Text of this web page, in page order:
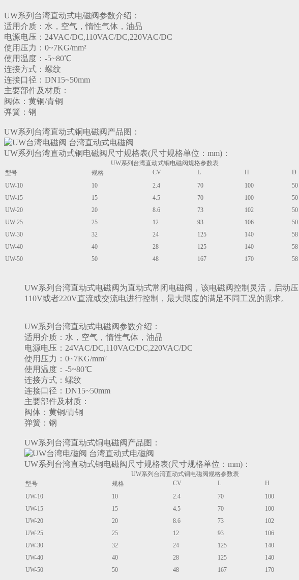
UW系列台湾直动式电磁阀参数介绍：
适用介质：水，空气，惰性气体，油品
电源电压：24VAC/DC,110VAC/DC,220VAC/DC
使用压力：0~7KG/mm²
使用温度：-5~80℃
连接方式：螺纹
连接口径：DN15~50mm
主要部件及材质：
阀体：黄铜/青铜
弹簧：钢
UW系列台湾直动式铜电磁阀产品图：
UW系列台湾直动式铜电磁阀尺寸规格表(尺寸规格单位：mm)：
UW系列台湾直动式铜电磁阀规格参数表
型号
规格 CV L H
D
UW-10
10 2.4 70 100
50
UW-15
15 4.5 70 100
50
UW-20
20 8.6 73 102
50
UW-25
25 12 93 106
50
UW-30
32 24 125 140
58
UW-40
40 28 125 140
58
UW-50
50 48 167 170 58
UW系列台湾直动式电磁阀为直动式常闭电磁阀，该电磁阀控制灵活，启动
110V或者220V直流或交流电进行控制，最大限度的满足不同工况的需求。
UW系列台湾直动式电磁阀参数介绍：
适用介质：水，空气，惰性气体，油品
电源电压：24VAC/DC,110VAC/DC,220VAC/DC
使用压力：0~7KG/mm²
使用温度：-5~80℃
连接方式：螺纹
连接口径：DN15~50mm
主要部件及材质：
阀体：黄铜/青铜
弹簧：钢
UW系列台湾直动式铜电磁阀产品图：
UW系列台湾直动式铜电磁阀尺寸规格表(尺寸规格单位：mm)：
UW系列台湾直动式铜电磁阀规格参数表
型号
规格 CV L H
UW-10
10 2.4 70 100
UW-15
15 4.5 70 100
UW-20
20 8.6 73 102
UW-25
25 12 93 106
UW-30
32 24 125 140
UW-40
40 28 125 140
UW-50
50 48 167 170